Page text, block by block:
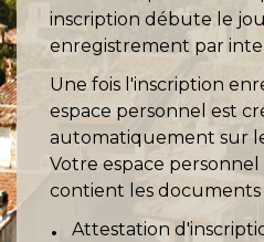
inscription débute le
enregistrement par
Une fois l'inscription
espace personnel est
automatiquement sur
Votre espace
contient les documents
Attestation